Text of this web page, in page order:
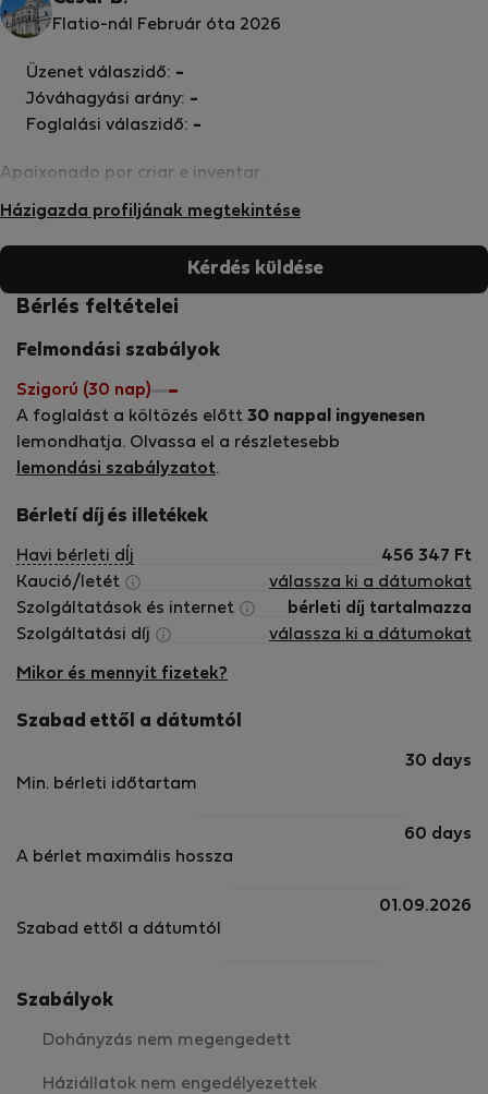
Flatio-nál Február óta 2026
Apaixonado por criar e inventar.
Házigazda profiljának megtekintése
Üzenet válaszidő: -
Jóváhagyási arány: -
Foglalási válaszidő: -
Kérdés küldése
Bérlés feltételei
Felmondási szabályok
Szigorú (30 nap)
A foglalást a költözés előtt 30 nappal ingyenesen
lemondhatja. Olvassa el a részletesebb
lemondási szabályzatot.
Bérletí díj és illetékek
Havi bérleti dÍj 456 347 Ft
Kaució/letét
válassza ki a dátumokat
Szolgáltatások és internet
bérleti díj tartalmazza
Szolgáltatási díj
válassza ki a dátumokat
Mikor és mennyit fizetek?
Szabad ettől a dátumtól
Min. bérleti időtartam
30 days
A bérlet maximális hossza
60 days
Szabad ettől a dátumtól
01.09.2026
Szabályok
Dohányzás nem megengedett
Háziállatok nem engedélyezettek